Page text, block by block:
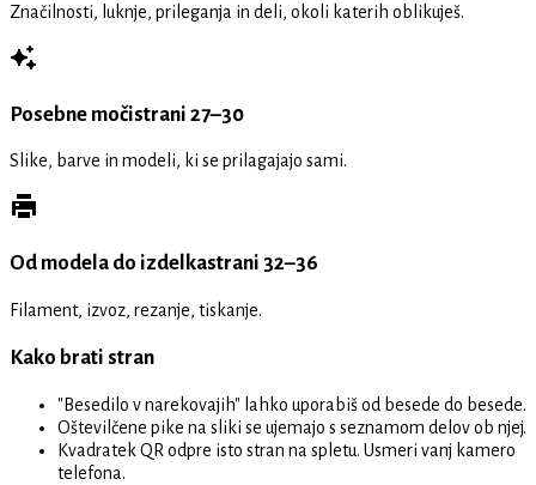
Značilnosti, luknje, prileganja in deli, okoli katerih oblikuješ.
Posebne močistrani 27–30
Slike, barve in modeli, ki se prilagajajo sami.
Od modela do izdelkastrani 32–36
Filament, izvoz, rezanje, tiskanje.
Kako brati stran
"Besedilo v narekovajih" lahko uporabiš od besede do besede.
Oštevilčene pike na sliki se ujemajo s seznamom delov ob njej.
Kvadratek QR odpre isto stran na spletu. Usmeri vanj kamero
telefona.